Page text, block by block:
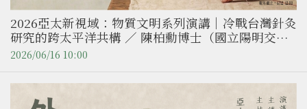
2026亞太新視域：物質文明系列演講｜冷戰台灣針灸
研究的跨太平洋共構 ／ 陳柏勳博士（國立陽明交通
大學中醫學系助理教授）
2026/06/16 10:00